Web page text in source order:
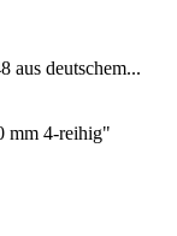
deutschem...
mm 4-reihig"